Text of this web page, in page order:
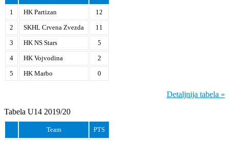
1 HK Partizan
12
2
SKHL Crvena Zvezda
11
3
HK NS Stars
5
4
HK Vojvodina
2
5
HK Marbo 0
Detaljnija tabela »
Tabela U14 2019/20
Team PTS